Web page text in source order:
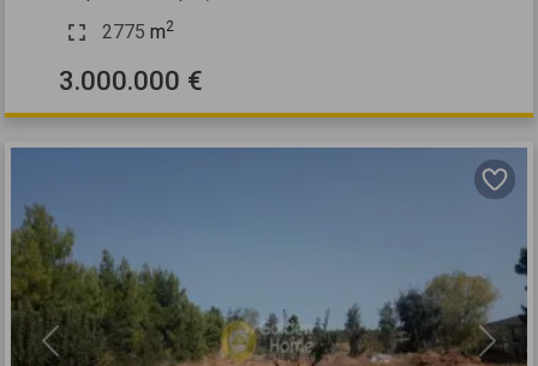
2775 m2
3.000.000 €
Previous Next